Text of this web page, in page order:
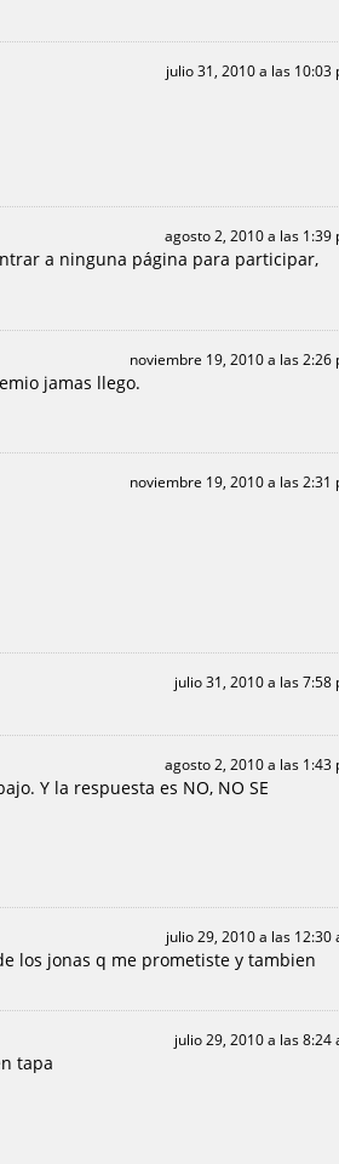
julio 31, 2010 a las 10:03
agosto 2, 2010 a las 1:39
a ninguna página para participar,
noviembre 19, 2010 a las 2:26
jamas llego.
noviembre 19, 2010 a las 2:31
julio 31, 2010 a las 7:58
agosto 2, 2010 a las 1:43
Y la respuesta es NO, NO SE
julio 29, 2010 a las 12:30
los jonas q me prometiste y tambien
julio 29, 2010 a las 8:24
tapa